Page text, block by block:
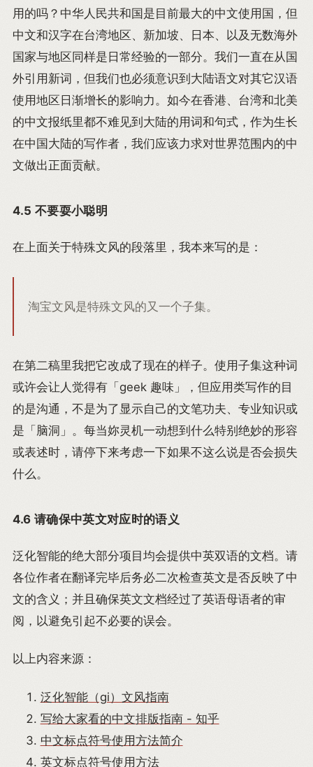
用的吗？中华人民共和国是目前最大的中文使用国，但
中文和汉字在台湾地区、新加坡、日本、以及无数海外
国家与地区同样是日常经验的一部分。我们一直在从国
外引用新词，但我们也必须意识到大陆语文对其它汉语
使用地区日渐增长的影响力。如今在香港、台湾和北美
的中文报纸里都不难见到大陆的用词和句式，作为生长
在中国大陆的写作者，我们应该力求对世界范围内的中
文做出正面贡献。
4.5 不要耍小聪明
在上面关于特殊文风的段落里，我本来写的是：
淘宝文风是特殊文风的又一个子集。
在第二稿里我把它改成了现在的样子。使用子集这种词
或许会让人觉得有「geek 趣味」，但应用类写作的目
的是沟通，不是为了显示自己的文笔功夫、专业知识或
是「脑洞」。每当妳灵机一动想到什么特别绝妙的形容
或表述时，请停下来考虑一下如果不这么说是否会损失
什么。
4.6 请确保中英文对应时的语义
泛化智能的绝大部分项目均会提供中英双语的文档。请
各位作者在翻译完毕后务必二次检查英文是否反映了中
文的含义；并且确保英文文档经过了英语母语者的审
阅，以避免引起不必要的误会。
以上内容来源：
泛化智能（gi）文风指南
写给大家看的中文排版指南 - 知乎
中文标点符号使用方法简介
英文标点符号使用方法